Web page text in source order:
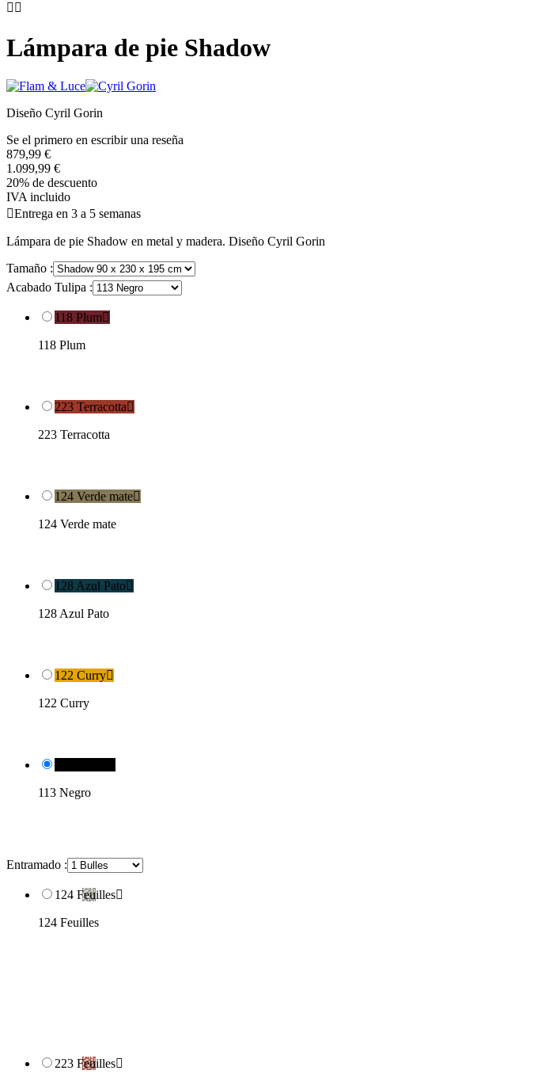
 
Lámpara de pie Shadow
Diseño Cyril Gorin
Se el primero en escribir una reseña
879,99 €
1.099,99 €
20% de descuento
IVA incluido
Entrega en 3 a 5 semanas
Lámpara de pie Shadow en metal y madera. Diseño Cyril Gorin
Tamaño :
Acabado Tulipa :
118 Plum
118 Plum
223 Terracotta
223 Terracotta
124 Verde mate
124 Verde mate
128 Azul Pato
128 Azul Pato
122 Curry
122 Curry
113 Negro
Entramado :
124 Feuilles
124 Feuilles
223 Feuilles